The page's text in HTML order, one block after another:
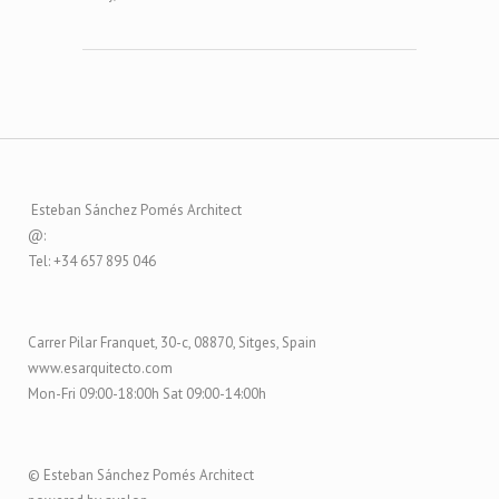
Esteban Sánchez Pomés Architect
@:
Tel: +34 657 895 046
Carrer Pilar Franquet, 30-c, 08870, Sitges, Spain
www.esarquitecto.com
Mon-Fri 09:00-18:00h Sat 09:00-14:00h
© Esteban Sánchez Pomés Architect